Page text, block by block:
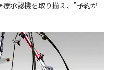
承認機を取り揃え、”予約が